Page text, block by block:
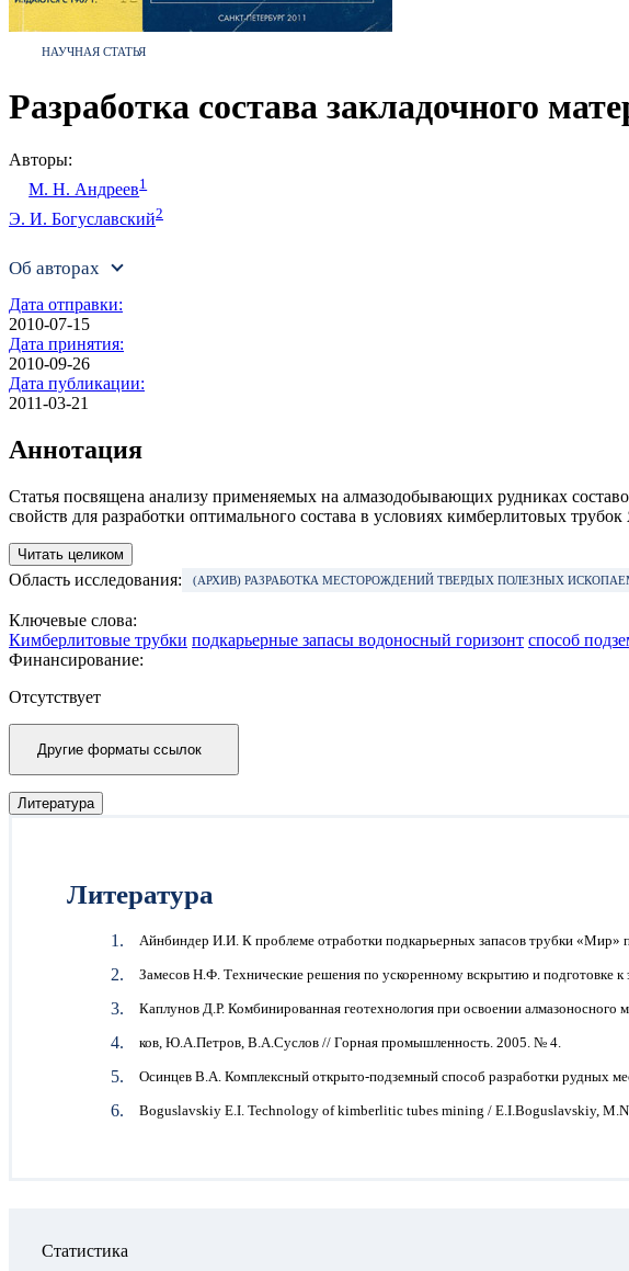
НАУЧНАЯ СТАТЬЯ
Разработка состава закладочного
Авторы:
М. Н. Андреев1
Э. И. Богуславский2
Об авторах
Дата отправки:
2010-07-15
Дата принятия:
2010-09-26
Дата публикации:
2011-03-21
Аннотация
Статья посвящена анализу применяемых на алмазодобывающих рудниках
свойств для разработки оптимального состава в условиях кимберлитовых
Читать целиком
Область исследования: (АРХИВ) РАЗРАБОТКА МЕСТОРОЖДЕНИЙ ТВЕРДЫХ ПОЛЕЗНЫХ
Ключевые слова:
Кимберлитовые трубки подкарьерные запасы водоносный горизонт способ
Финансирование:
Отсутствует
Другие форматы ссылок
Литература
Литература
Айнбиндер И.И. К проблеме отработки подкарьерных запасов трубки
Замесов Н.Ф. Технические решения по ускоренному вскрытию и
Каплунов Д.Р. Комбинированная геотехнология при освоении
ков, Ю.А.Петров, В.А.Суслов // Горная промышленность. 2005. № 4.
Осинцев В.А. Комплексный открыто-подземный способ разработки рудных
Boguslavskiy E.I. Technology of kimberlitic tubes mining / E.I.Boguslavskiy,
Статистика